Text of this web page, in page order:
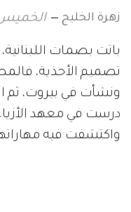
زهرة الخليج الخميس 16 نوفمبر 2023
باتت بصمات
تصميم الأحذية،
ونشأت في بيروت، ثم
درست في معهد الأزياء
واكتشفت فيه